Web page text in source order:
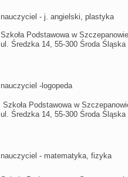
nauczyciel - j. angielski, plastyka
Szkoła Podstawowa w Szczepanowie
ul. Średzka 14, 55-300 Środa Śląska
nauczyciel -logopeda
Szkoła Podstawowa w
ul. Średzka 14, 55-300 Środa Śląska
nauczyciel - matematyka, fizyka